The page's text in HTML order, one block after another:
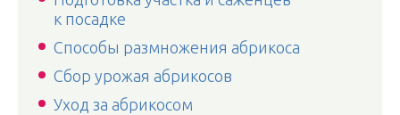
к посадке
Способы размножения абрикоса
Сбор урожая абрикосов
Уход за абрикосом